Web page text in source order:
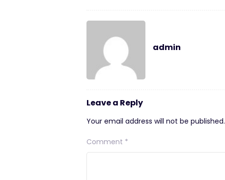
admin
Leave a Reply
Your email address will not be published.
Comment *